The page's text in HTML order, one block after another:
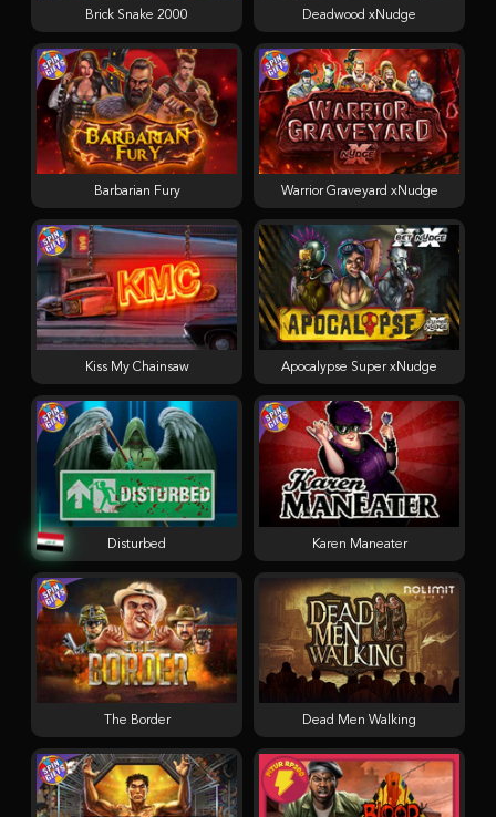
Dead Men Walking
Apocalypse Super xNudge
Kiss My Chainsaw
Brick Snake 2000
Warrior Graveyard xNudge
Barbarian Fury
Deadwood xNudge
Disturbed Karen Maneater
The Border